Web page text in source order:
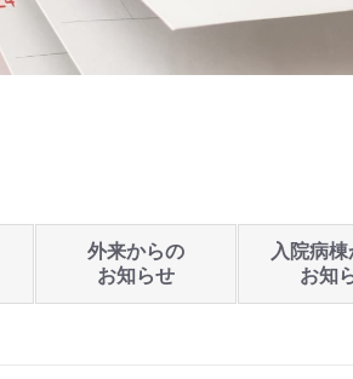
外来からの
お知らせ
入院病
お知